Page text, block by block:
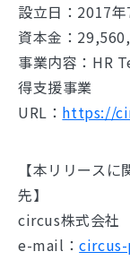
設立日：2017年
資本金：
事業内容：HR
得支援事業
URL： https://
【本リリース
先】
circus株式会社
e-mail：